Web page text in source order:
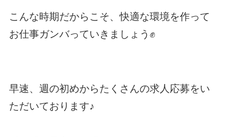
こんな時期だからこそ、快適な環境を作って
お仕事ガンバっていきましょう✊
早速、週の初めからたくさんの求人応募をい
ただいております♪